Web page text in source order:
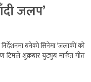
जलप’
बनेको सिनेमा ‘जलाकी’को
टिमले शुक्रबार युट्युब मार्फत गीत